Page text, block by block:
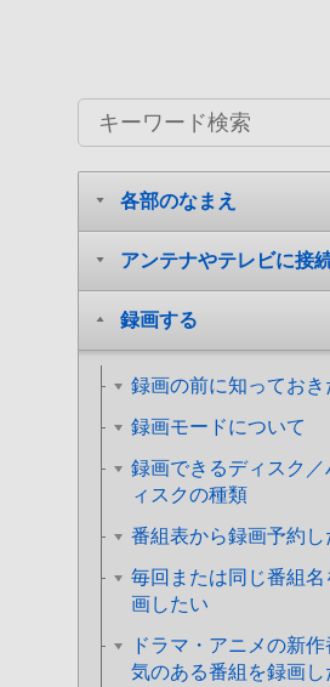
各部のなまえ
アンテナやテレビに接
録画する
録画の前に知っておき
録画モードについて
録画できるディスク／
ィスクの種類
番組表から録画予約し
毎回または同じ番組名
画したい
ドラマ・アニメの新作
気のある番組を録画し